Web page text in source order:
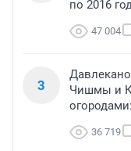
по 2016
47 004
3
Чишмы и
36 719